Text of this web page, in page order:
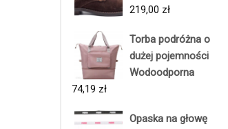
219,00 zł
Torba podróżna o
dużej pojemności
Wodoodporna
74,19 zł
Opaska na głowę